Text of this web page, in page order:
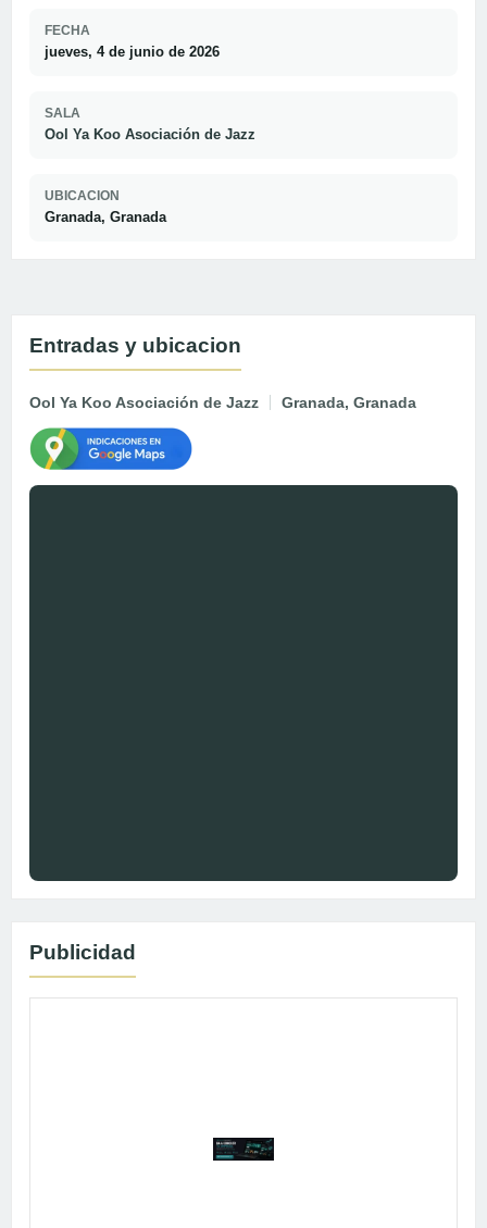
FECHA
jueves, 4 de junio de 2026
SALA
Ool Ya Koo Asociación de Jazz
UBICACION
Granada, Granada
Entradas y ubicacion
Ool Ya Koo Asociación de Jazz Granada, Granada
Publicidad
Publicidad